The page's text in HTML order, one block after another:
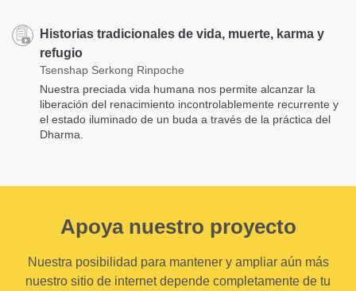
Historias tradicionales de vida, muerte, karma y
refugio
Tsenshap Serkong Rinpoche
Nuestra preciada vida humana nos permite alcanzar la
liberación del renacimiento incontrolablemente recurrente y
el estado iluminado de un buda a través de la práctica del
Dharma.
Apoya nuestro proyecto
Nuestra posibilidad para mantener y ampliar aún más
nuestro sitio de internet depende completamente de tu